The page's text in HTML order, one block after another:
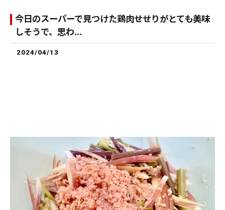
今日のスーパーで見つけた鶏肉せせりがとても美味
しそうで、思わ...
2024/04/13